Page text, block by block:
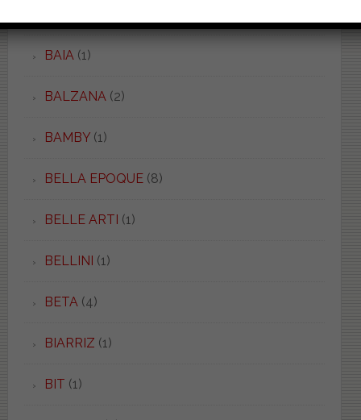
BAIA(1)
BALZANA(2)
BAMBY(1)
BELLA EPOQUE(8)
BELLE ARTI (1)
BELLINI (1)
BETA(4)
BIARRIZ (1)
BIT (1)